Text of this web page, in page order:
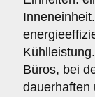
Büros, bei
dauerhaften